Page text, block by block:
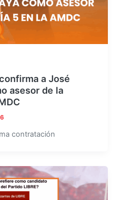
a José
asesor de la
contratación